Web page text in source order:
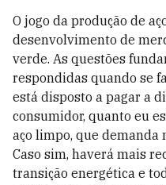
O jogo da produção de
desenvolvimento de
verde. As questões
respondidas quando se
está disposto a pagar a
consumidor, quanto eu
aço limpo, que demanda
Caso sim, haverá mais
transição energética e